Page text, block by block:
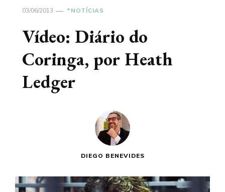
03/06/2013 *NOTÍCIAS
Vídeo: Diário do
Coringa, por Heath
Ledger
DIEGO BENEVIDES